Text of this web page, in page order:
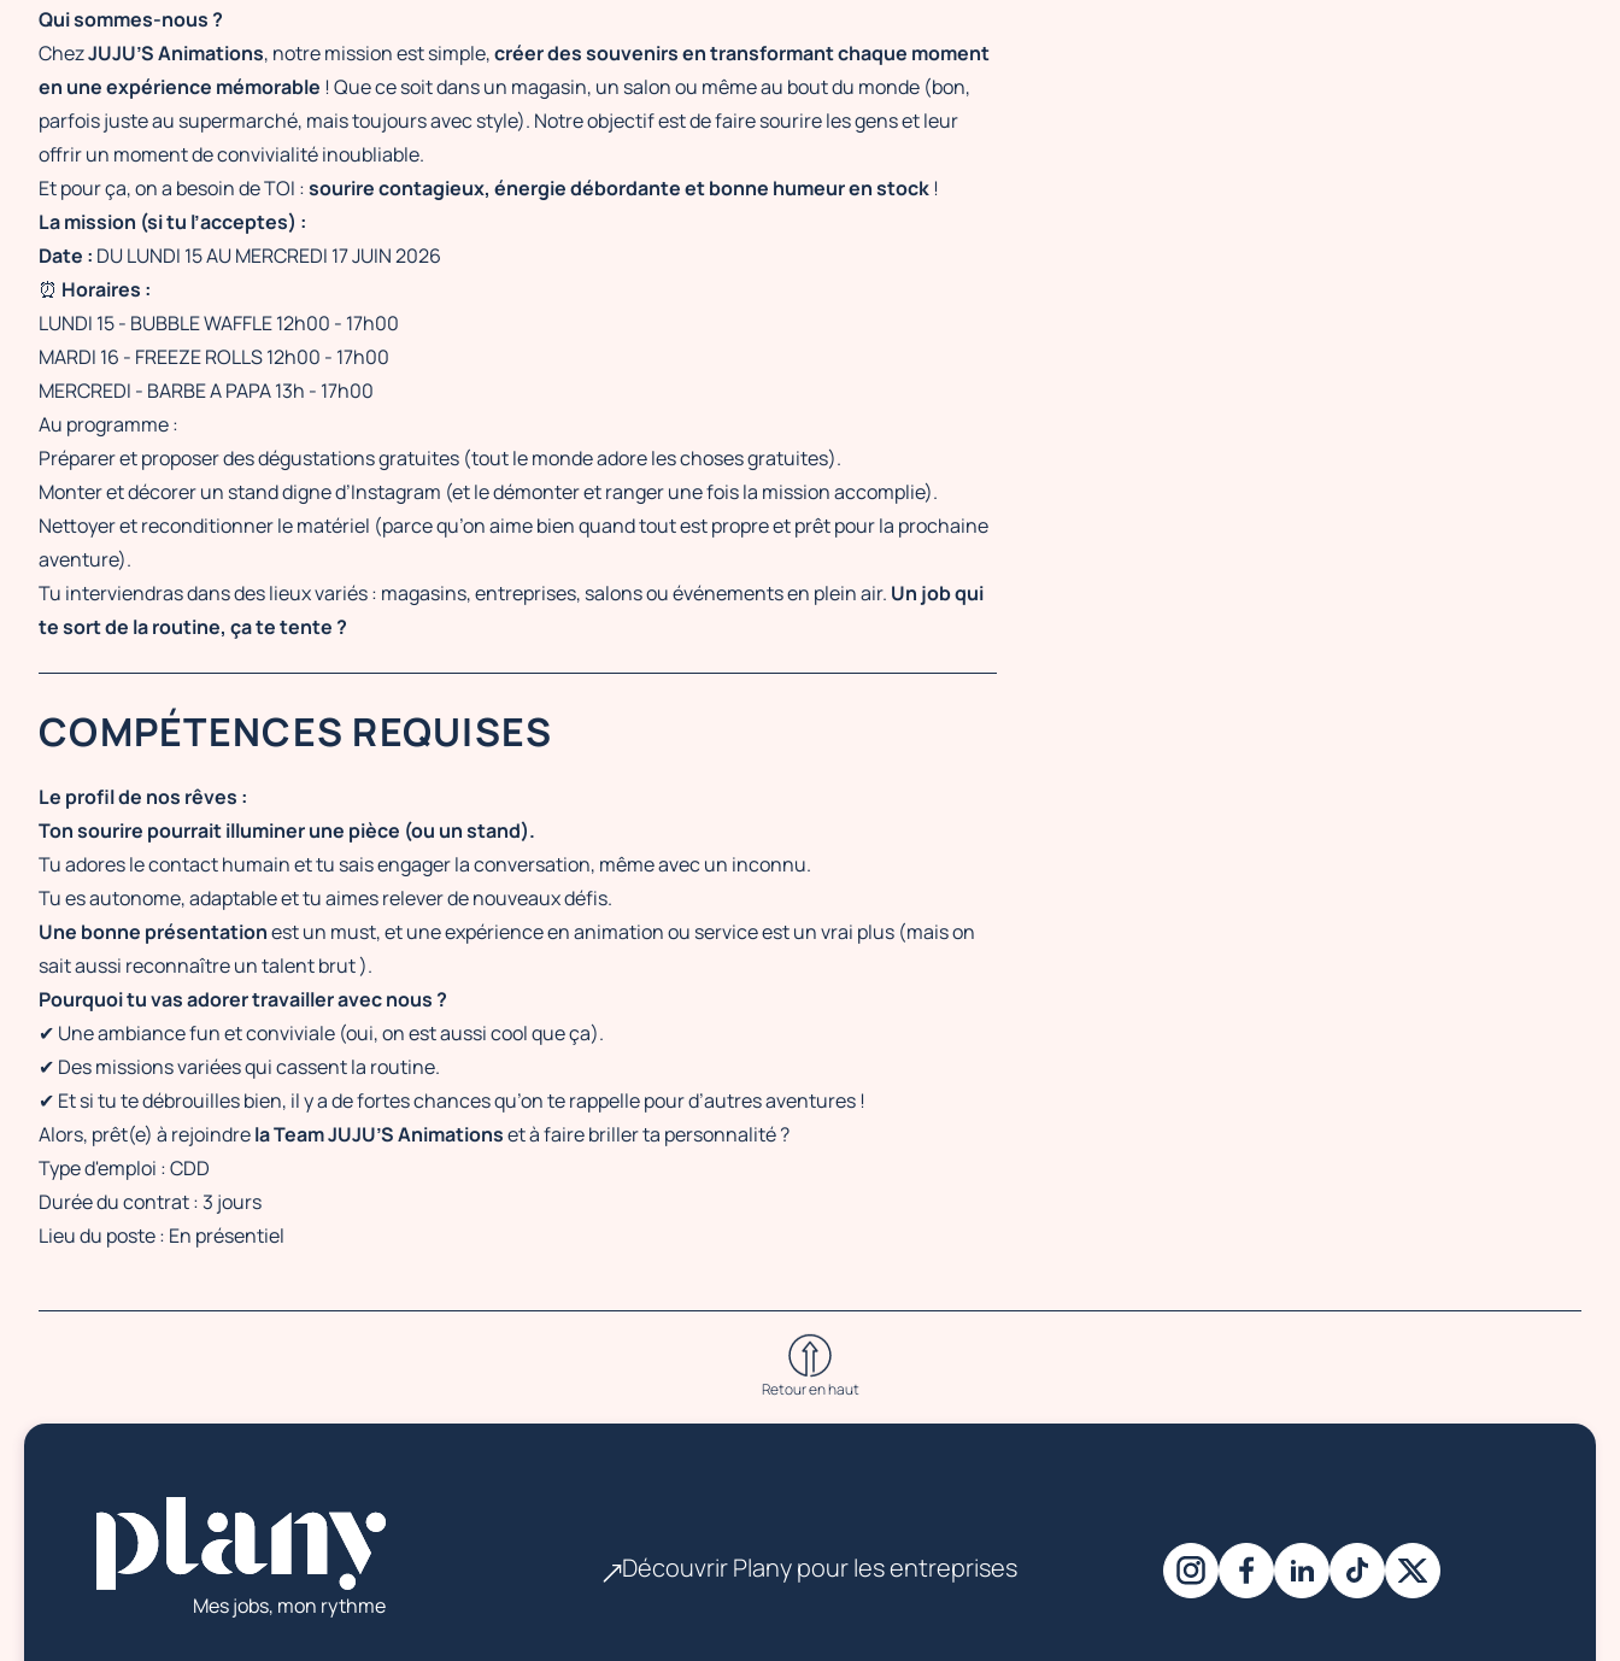
Qui sommes-nous ?
ChezJUJU’S Animations, notre mission est simple,créer des souvenirs en transformant chaque moment
en une expérience mémorable ! Que ce soit dans un magasin, un salon ou même au bout du monde (bon,
parfois juste au supermarché, mais toujours avec style). Notre objectif est de faire sourire les gens et leur
offrir un moment de convivialité inoubliable.
Et pour ça, on a besoin de TOI :sourire contagieux, énergie débordante et bonne humeur en stock !
La mission (si tu l’acceptes) :
Date : DU LUNDI 15 AUMERCREDI 17 JUIN 2026
⏰ Horaires :
LUNDI 15 - BUBBLE WAFFLE 12h00 - 17h00
MARDI 16 - FREEZE ROLLS 12h00 - 17h00
MERCREDI - BARBE A PAPA 13h - 17h00
Au programme :
Préparer et proposer des dégustations gratuites (tout le monde adore les choses gratuites).
Monter et décorer un stand digne d’Instagram (et le démonter et ranger une fois la mission accomplie).
Nettoyer et reconditionner le matériel (parce qu’on aime bien quand tout est propre et prêt pour la prochaine
aventure).
Tu interviendras dans des lieux variés : magasins, entreprises, salons ou événements en plein air. Un job qui
te sort de la routine, ça te tente ?
COMPÉTENCES REQUISES
Le profil de nos rêves :
Ton sourire pourrait illuminer une pièce (ou un stand).
Tu adores le contact humain et tu sais engager la conversation, même avec un inconnu.
Tu es autonome, adaptable et tu aimes relever de nouveaux défis.
Une bonne présentationest un must, et une expérience en animation ou service est un vrai plus (mais on
sait aussi reconnaître un talent brut ).
Pourquoi tu vas adorer travailler avec nous ?
✔ Une ambiance fun et conviviale (oui, on est aussi cool que ça).
✔ Des missions variées qui cassent la routine.
✔ Et si tu te débrouilles bien, il y a de fortes chances qu’on te rappelle pour d’autres aventures !
Alors, prêt(e) à rejoindrela Team JUJU’S Animationset à faire briller ta personnalité ?
Type d'emploi : CDD
Durée du contrat : 3 jours
Lieu du poste : En présentiel
Retour en haut
Mes jobs, mon rythme
Découvrir Plany pour les entreprises